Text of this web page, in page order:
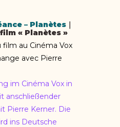
– Planètes ｜
« Planètes »
au Cinéma Vox
avec Pierre
im Cinéma Vox in
anschließender
Pierre Kerner. Die
ins Deutsche